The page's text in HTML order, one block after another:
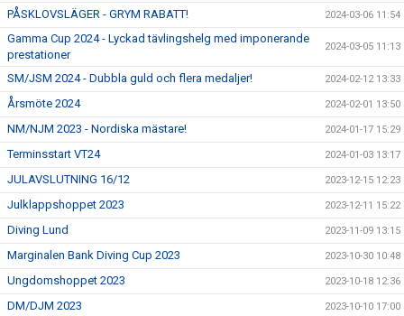
PÅSKLOVSLÄGER - GRYM RABATT! 2024-03-06 11:54
Gamma Cup 2024 - Lyckad tävlingshelg med imponerande
prestationer
2024-03-05 11:13
SM/JSM 2024 - Dubbla guld och flera medaljer! 2024-02-12 13:33
Årsmöte 2024 2024-02-01 13:50
NM/NJM 2023 - Nordiska mästare! 2024-01-17 15:29
Terminsstart VT24 2024-01-03 13:17
JULAVSLUTNING 16/12 2023-12-15 12:23
Julklappshoppet 2023 2023-12-11 15:22
Diving Lund 2023-11-09 13:15
Marginalen Bank Diving Cup 2023 2023-10-30 10:48
Ungdomshoppet 2023 2023-10-18 12:36
DM/DJM 2023 2023-10-10 17:00